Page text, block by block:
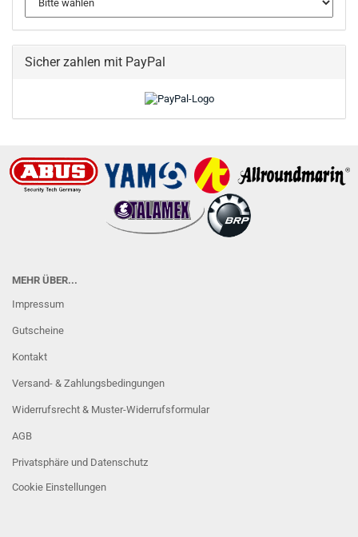
Sicher zahlen mit PayPal
MEHR ÜBER...
Impressum
Gutscheine
Kontakt
Versand- & Zahlungsbedingungen
Widerrufsrecht & Muster-Widerrufsformular
AGB
Privatsphäre und Datenschutz
Cookie Einstellungen